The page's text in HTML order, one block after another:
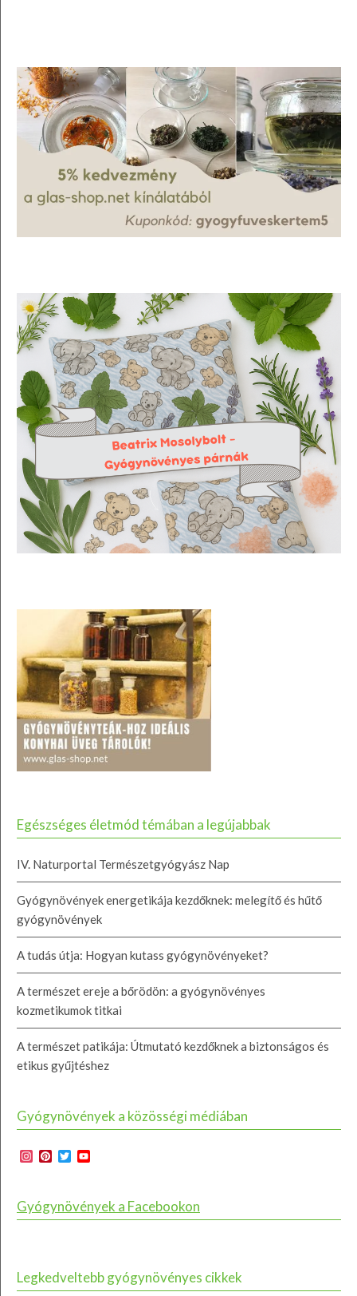
Egészséges életmód témában a legújabbak
IV. Naturportal Természetgyógyász Nap
Gyógynövények energetikája kezdőknek: melegítő és hűtő
gyógynövények
A tudás útja: Hogyan kutass gyógynövényeket?
A természet ereje a bőrödön: a gyógynövényes
kozmetikumok titkai
A természet patikája: Útmutató kezdőknek a biztonságos és
etikus gyűjtéshez
Gyógynövények a közösségi médiában
Instagram
Pinterest
Twitter
Gyógynövények a Facebookon
Legkedveltebb gyógynövényes cikkek